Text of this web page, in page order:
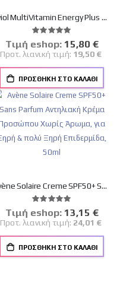
Eviol MultiVitamin Energy Plus 30 μαλακές κάψουλες
Βαθμολογία:
100%
Tιμή eshop: Ειδική
Τιμή
15,80 €
Προτ. λιανική τιμή: 19,50 €
ΠΡΟΣΘΉΚΗ ΣΤΟ ΚΑΛΆΘΙ
Avène Solaire Creme SPF50+ Sans Parfum Αντηλιακή Κρέμα Προσώπου Χωρίς Άρωμα, για Ξηρή & πολύ Ξηρή Επιδερμίδα, 50ml
Βαθμολογία:
100%
Tιμή eshop: Ειδική
Τιμή
13,15 €
Προτ. λιανική τιμή: 24,01 €
ΠΡΟΣΘΉΚΗ ΣΤΟ ΚΑΛΆΘΙ